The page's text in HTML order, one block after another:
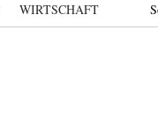
WIRTSCHAFT